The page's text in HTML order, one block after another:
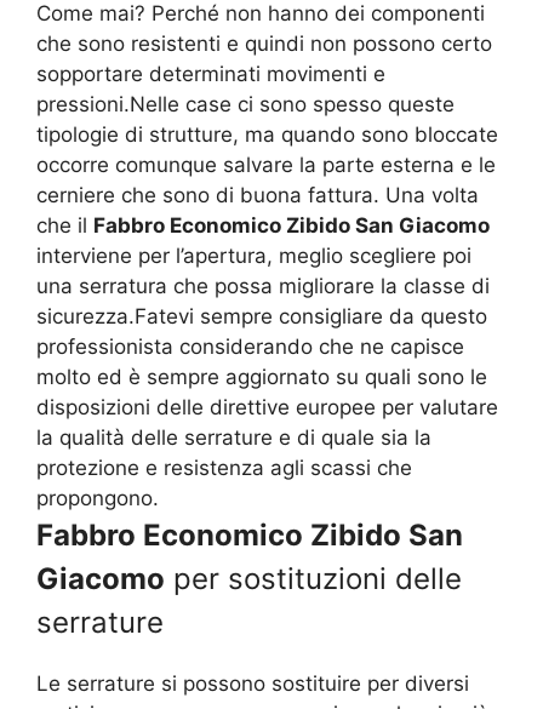
Come mai? Perché non hanno dei componenti
che sono resistenti e quindi non possono certo
sopportare determinati movimenti e
pressioni.Nelle case ci sono spesso queste
tipologie di strutture, ma quando sono bloccate
occorre comunque salvare la parte esterna e le
cerniere che sono di buona fattura. Una volta
che il Fabbro Economico Zibido San Giacomo
interviene per l’apertura, meglio scegliere poi
una serratura che possa migliorare la classe di
sicurezza.Fatevi sempre consigliare da questo
professionista considerando che ne capisce
molto ed è sempre aggiornato su quali sono le
disposizioni delle direttive europee per valutare
la qualità delle serrature e di quale sia la
protezione e resistenza agli scassi che
propongono.
Fabbro Economico Zibido San
Giacomo per sostituzioni delle
serrature
Le serrature si possono sostituire per diversi